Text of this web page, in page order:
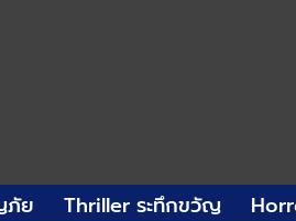
ภัย Thriller ระทึกขวัญ